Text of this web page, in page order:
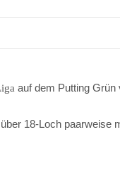
auf dem Putting
18-Loch paarweise